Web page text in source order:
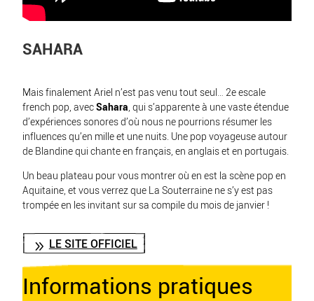
SAHARA
Mais finalement Ariel n’est pas venu tout seul… 2e escale
french pop, avecSahara, qui s’apparente à une vaste étendue
d’expériences sonores d’où nous ne pourrions résumer les
influences qu’en mille et une nuits. Une pop voyageuse autour
de Blandine qui chante en français, en anglais et en portugais.
Un beau plateau pour vous montrer où en est la scène pop en
Aquitaine, et vous verrez que La Souterraine ne s’y est pas
trompée en les invitant sur sa compile du mois de janvier !
LE SITE OFFICIEL
Informations pratiques